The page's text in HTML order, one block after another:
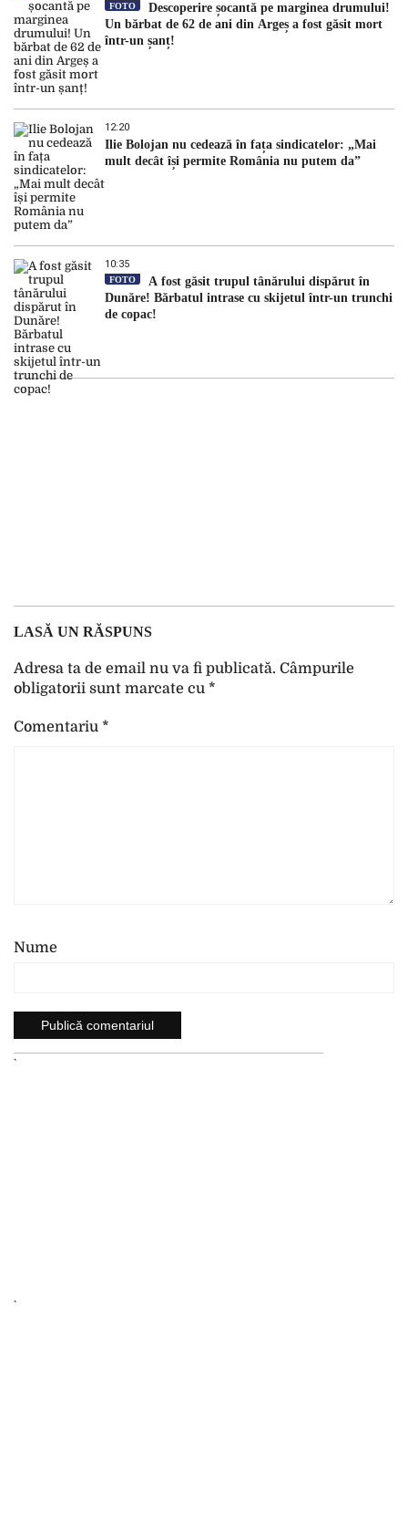
FOTO
Descoperire șocantă pe marginea drumului!
Un bărbat de 62 de ani din Argeș a fost găsit mort
într-un șanț!
12:20
Ilie Bolojan nu cedează în fața sindicatelor: „Mai
mult decât își permite România nu putem da”
10:35
FOTO
A fost găsit trupul tânărului dispărut în
Dunăre! Bărbatul intrase cu skijetul într-un trunchi
de copac!
LASĂ UN RĂSPUNS
Adresa ta de email nu va fi publicată. Câmpurile
obligatorii sunt marcate cu *
Comentariu *
Nume